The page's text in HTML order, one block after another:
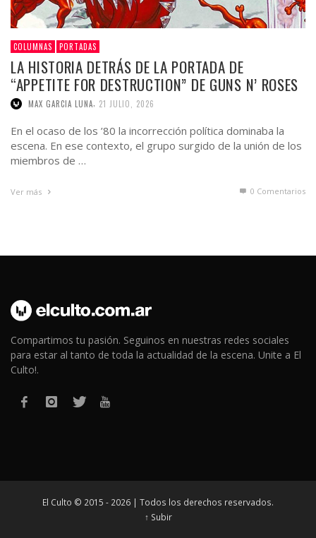
COLUMNAS PORTADAS
LA HISTORIA DETRÁS DE LA PORTADA DE
“APPETITE FOR DESTRUCTION” DE GUNS N’ ROSES
MAX GARCIA LUNA 21 JULIO, 2026
En el ocaso de los ’80 la incorrección política dominaba la
escena. En ese contexto, el grupo surgido de la unión de los
miembros de …
Ver más 0 Comentarios
Compartimos tu pasión. Seguinos en nuestras redes sociales
para estar al tanto de toda la actualidad de la escena. Unite a El
Culto!.
El Culto © 2015 - 2026 | Todos los derechos reservados.
↑ Subir